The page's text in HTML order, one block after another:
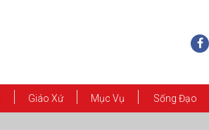
Giáo Xứ Mục Vụ Sống Đạo